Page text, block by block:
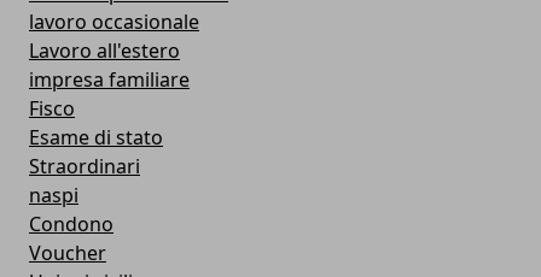
lavoro occasionale
Lavoro all'estero
impresa familiare
Fisco
Esame di stato
Straordinari
naspi
Condono
Voucher